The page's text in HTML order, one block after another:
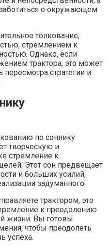
о окружающем
толкование,
стремлением к
Однако, если
трактора, это может
стратегии и
по соннику
творческую и
стремление к
Этот сон предвещает
и больших усилий,
задуманного.
трактором, это
к преодолению
жизни. Вы готовы
чтобы преодолеть
успеха.